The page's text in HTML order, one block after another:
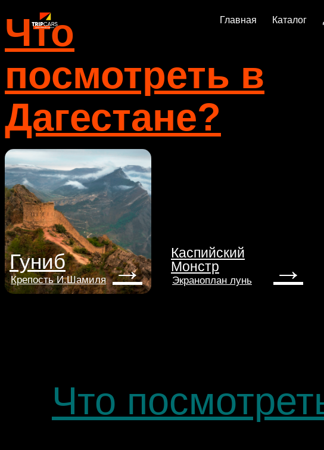
Главная Каталог Доп.
→
Экраноплан лунь
Каспийский
Монстр
→
Крепость И.Шамиля
Гуниб
Что
посмотреть в
Дагестане?
Что